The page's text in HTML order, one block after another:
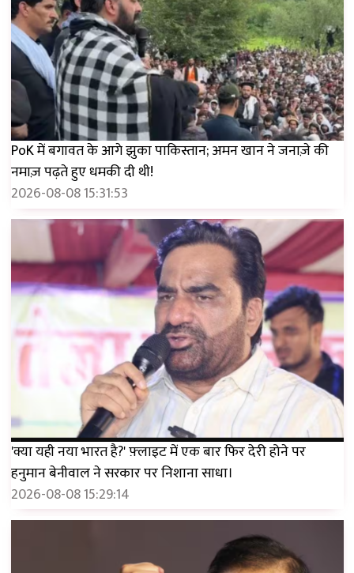
PoK में बगावत के आगे झुका पाकिस्तान; अमन खान ने जनाज़े की
नमाज़ पढ़ते हुए धमकी दी थी!
2026-08-08 15:31:53
'क्या यही नया भारत है?' फ़्लाइट में एक बार फिर देरी होने पर
हनुमान बेनीवाल ने सरकार पर निशाना साधा।
2026-08-08 15:29:14